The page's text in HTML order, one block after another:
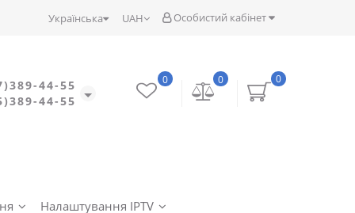
Особистий кабінет
UAH
Українська
44-55
44-55
0
0
0
Налаштування IPTV